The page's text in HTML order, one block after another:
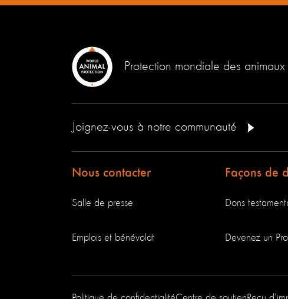
Protection mondiale des animaux
Joignez-vous à notre communauté
Nous contacter
Salle de presse
Emplois et bénévolat
Façons de
Dons
Devenez un